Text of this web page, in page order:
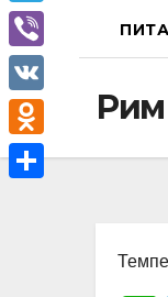
Рим
h
a
A
T
e
l
e
g
V
i
b
e
V
K
O